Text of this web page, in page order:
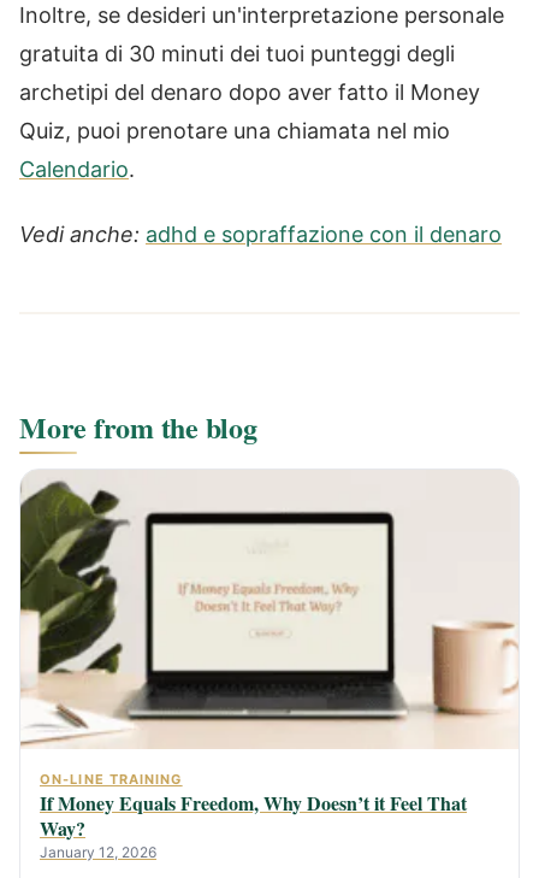
Inoltre, se desideri un'interpretazione personale
gratuita di 30 minuti dei tuoi punteggi degli
archetipi del denaro dopo aver fatto il Money
Quiz, puoi prenotare una chiamata nel mio
Calendario.
Vedi anche: adhd e sopraffazione con il denaro
More from the blog
ON-LINE TRAINING
If Money Equals Freedom, Why Doesn’t it Feel That
Way?
January 12, 2026